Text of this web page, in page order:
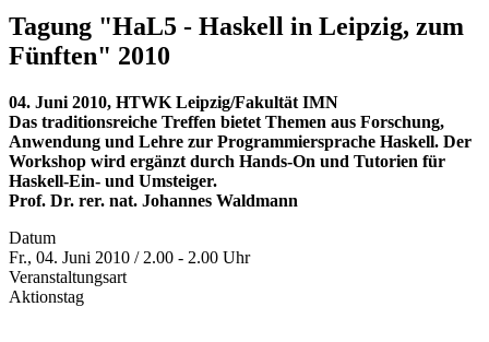
Tagung "HaL5 - Haskell in Leipzig, zum
Fünften" 2010
04. Juni 2010, HTWK Leipzig/Fakultät IMN
Das traditionsreiche Treffen bietet Themen aus Forschung,
Anwendung und Lehre zur Programmiersprache Haskell. Der
Workshop wird ergänzt durch Hands-On und Tutorien für
Haskell-Ein- und Umsteiger.
Prof. Dr. rer. nat. Johannes Waldmann
Datum
Fr., 04. Juni 2010 / 2.00 - 2.00 Uhr
Veranstaltungsart
Aktionstag